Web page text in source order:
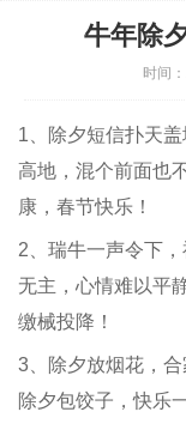
牛年除
时间
1、除夕短信扑天
高地，混个前面也
康，春节快乐！
2、瑞牛一声令下
无主，心情难以平
缴械投降！
3、除夕放烟花，合
除夕包饺子，快乐